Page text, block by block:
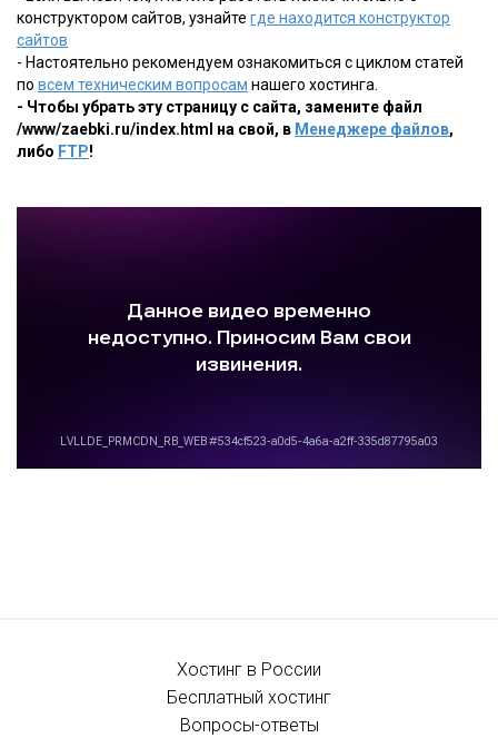
конструктором сайтов, узнайте где находится конструктор
сайтов
- Настоятельно рекомендуем ознакомиться с циклом статей
по всем техническим вопросам нашего хостинга.
- Чтобы убрать эту страницу с сайта, замените файл
/www/zaebki.ru/index.html на свой, в Менеджере файлов,
либо FTP!
Хостинг в России
Бесплатный хостинг
Вопросы-ответы